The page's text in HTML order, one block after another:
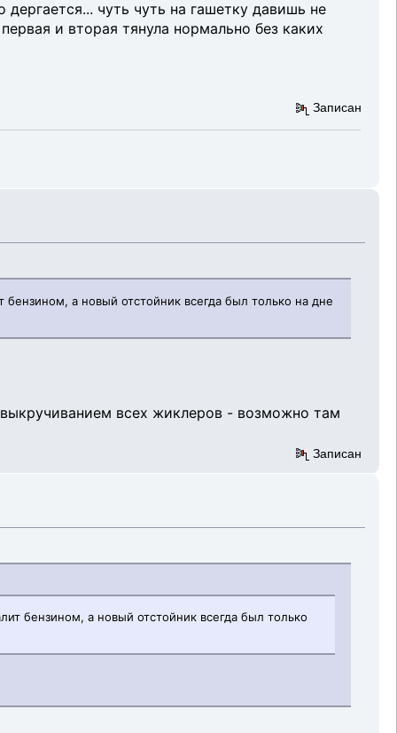
чуть чуть на гашетку давишь не
и вторая тянула нормально без каких
Записан
а новый отстойник всегда был только на дне
всех жиклеров - возможно там
Записан
бензином, а новый отстойник всегда был только